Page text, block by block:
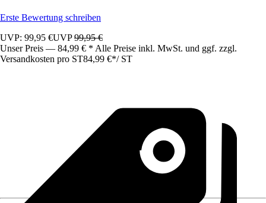
Erste Bewertung schreiben
UVP: 99,95 €UVP99,95 €
Unser Preis — 84,99 € * Alle Preise inkl. MwSt. und ggf. zzgl.
Versandkosten pro ST84,99 €*/ ST